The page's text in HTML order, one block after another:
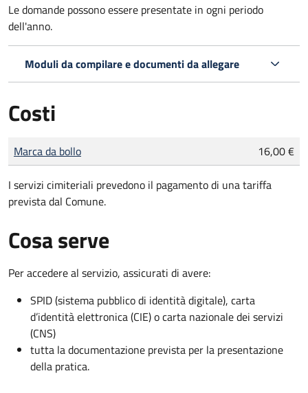
Le domande possono essere presentate in ogni periodo
dell'anno.
Moduli da compilare e documenti da allegare
Costi
Tipo di pagamento
Importo
Marca da bollo 16,00 €
I servizi cimiteriali prevedono il pagamento di una tariffa
prevista dal Comune.
Cosa serve
Per accedere al servizio, assicurati di avere:
SPID (sistema pubblico di identità digitale), carta
d’identità elettronica (CIE) o carta nazionale dei servizi
(CNS)
tutta la documentazione prevista per la presentazione
della pratica.